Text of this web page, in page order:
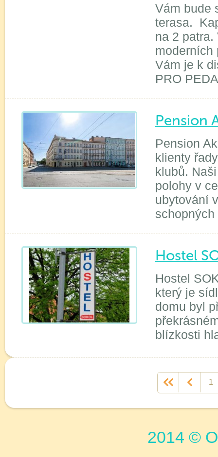
Vám bude
terasa.
na 2
moderních
Vám je k
PRO
Pension
Pension
klienty
klubů.
polohy v
ubytování
Hostel
Hostel
který je
domu byl
blízkosti
<<
1
2014 ©